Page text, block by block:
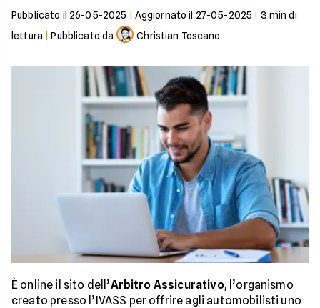
Pubblicato il 26-05-2025 Aggiornato il 27-05-2025 3 min di
lettura |Pubblicato da Christian Toscano
È online il sito dell’Arbitro Assicurativo, l’organismo
creato presso l’IVASS per offrire agli automobilisti uno